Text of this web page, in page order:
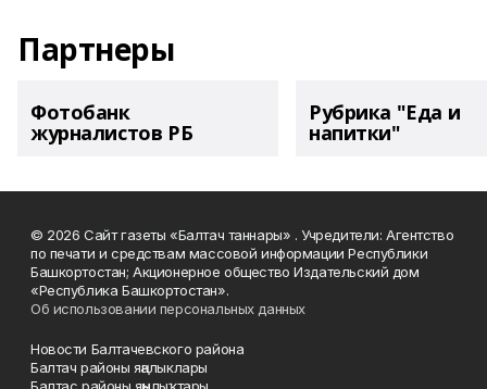
Партнеры
Фотобанк
журналистов РБ
Рубрика "Еда и
напитки"
© 2026 Сайт газеты «Балтач таннары» . Учредители: Агентство
по печати и средствам массовой информации Республики
Башкортостан; Акционерное общество Издательский дом
«Республика Башкортостан».
Об использовании персональных данных
Новости Балтачевского района
Балтач районы яңалыклары